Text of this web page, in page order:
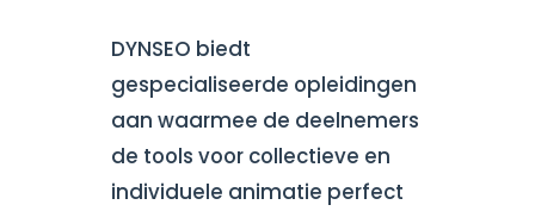
DYNSEO biedt
gespecialiseerde opleidingen
aan waarmee de deelnemers
de tools voor collectieve en
individuele animatie perfect